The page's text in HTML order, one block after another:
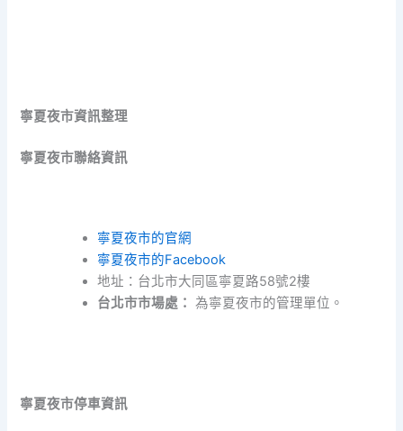
寧夏夜市資訊整理
寧夏夜市聯絡資訊
寧夏夜市的官網
寧夏夜市的Facebook
地址：台北市大同區寧夏路58號2樓
台北市市場處： 為寧夏夜市的管理單位。
寧夏夜市停車資訊